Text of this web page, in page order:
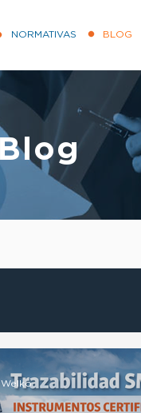
NORMATIVAS BLOG
Blog
Welko